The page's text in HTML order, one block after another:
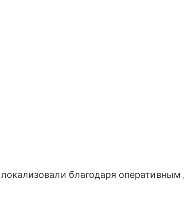
локализовали благодаря